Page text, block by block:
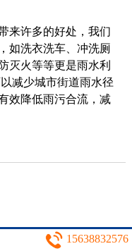
来许多的好处，我们
如洗衣洗车、冲洗厕
灭火等等更是雨水利
减少城市街道雨水径
效降低雨污合流，减
15638832576